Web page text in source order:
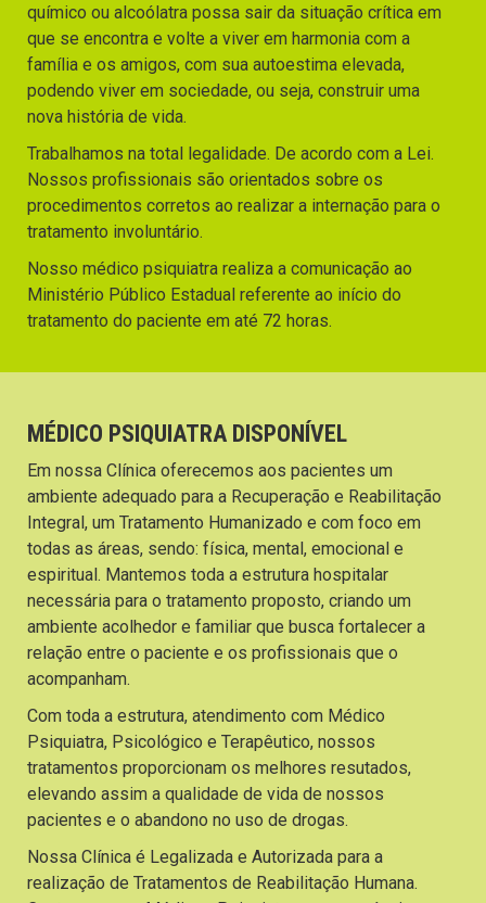
químico ou alcoólatra possa sair da situação crítica em
que se encontra e volte a viver em harmonia com a
família e os amigos, com sua autoestima elevada,
podendo viver em sociedade, ou seja, construir uma
nova história de vida.
Trabalhamos na total legalidade. De acordo com a Lei.
Nossos profissionais são orientados sobre os
procedimentos corretos ao realizar a internação para o
tratamento involuntário.
Nosso médico psiquiatra realiza a comunicação ao
Ministério Público Estadual referente ao início do
tratamento do paciente em até 72 horas.
MÉDICO PSIQUIATRA DISPONÍVEL
Em nossa Clínica oferecemos aos pacientes um
ambiente adequado para a Recuperação e Reabilitação
Integral, um Tratamento Humanizado e com foco em
todas as áreas, sendo: física, mental, emocional e
espiritual. Mantemos toda a estrutura hospitalar
necessária para o tratamento proposto, criando um
ambiente acolhedor e familiar que busca fortalecer a
relação entre o paciente e os profissionais que o
acompanham.
Com toda a estrutura, atendimento com Médico
Psiquiatra, Psicológico e Terapêutico, nossos
tratamentos proporcionam os melhores resutados,
elevando assim a qualidade de vida de nossos
pacientes e o abandono no uso de drogas.
Nossa Clínica é Legalizada e Autorizada para a
realização de Tratamentos de Reabilitação Humana.